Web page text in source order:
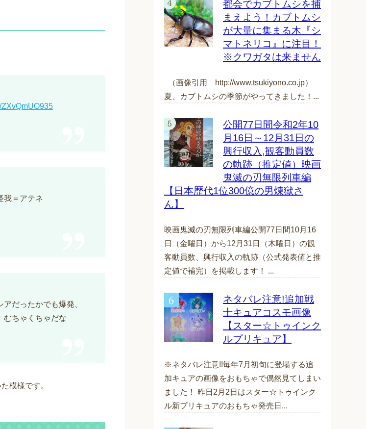
ZXvQmUO935
我＝アテネ
だったかでも爆発、
むちゃくちゃだな
模様です。
都会でカブトムシを捕
まえよう！カブトムシ
が大量に集まる木『シ
マトネリコ』に注目！
※クワガタは来ません
（画像引用 http://www.tsukiyono.co.jp）
夏、カブトムシの季節がやってきました！...
公開77日間令和2年10
月16日～12月31日の
興行収入,観客動員数
の軌跡（推定値）映画
鬼滅の刃無限列車編
【日本歴代1位300億の男煉獄さ
ん】
映画鬼滅の刃無限列車編公開77日間10月16
日（金曜日）から12月31日（木曜日）の観
客動員数、興行収入の軌跡（公式発表値と推
定値で補完）を掲載します！ ...
ネタバレ注意!追加戦
士キュアコスモ画像
【スター☆トゥインク
ルプリキュア】
※ネタバレ注意!!毎年7月初旬に登場する追
加キュアの画像をおもちゃで偶然見てしまい
ました！ 昨日2月2日はスター☆トゥインク
ル新プリキュアのおもちゃ発売日...